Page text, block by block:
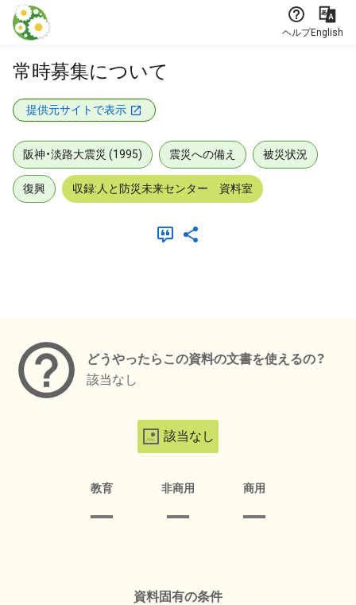
本文に飛ぶ
ヘルプEnglish
常時募集について
提供元サイトで表示
阪神・淡路大震災 (1995) 震災への備え 被災状況
復興 収録:人と防災未来センター 資料室
どうやったらこの資料の文書を使えるの？
該当なし
該当なし
教育 非商用 商用
資料固有の条件